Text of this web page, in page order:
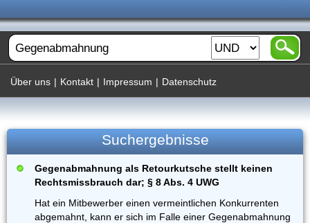
Über uns | Kontakt | Impressum | Datenschutz
Suchergebnisse
Gegenabmahnung als Retourkutsche stellt keinen
Rechtsmissbrauch dar; § 8 Abs. 4 UWG
Hat ein Mitbewerber einen vermeintlichen Konkurrenten
abgemahnt, kann er sich im Falle einer Gegenabmahnung